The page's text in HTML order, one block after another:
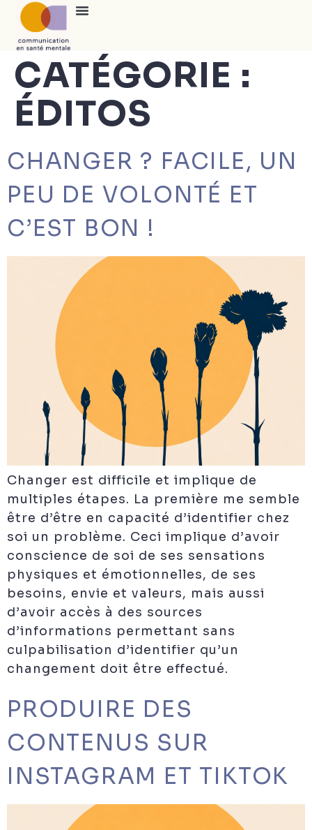
CATÉGORIE :
ÉDITOS
CHANGER ? FACILE, UN
PEU DE VOLONTÉ ET
C’EST BON !
Changer est difficile et implique de
multiples étapes. La première me semble
être d’être en capacité d’identifier chez
soi un problème. Ceci implique d’avoir
conscience de soi de ses sensations
physiques et émotionnelles, de ses
besoins, envie et valeurs, mais aussi
d’avoir accès à des sources
d’informations permettant sans
culpabilisation d’identifier qu’un
changement doit être effectué.
PRODUIRE DES
CONTENUS SUR
INSTAGRAM ET TIKTOK